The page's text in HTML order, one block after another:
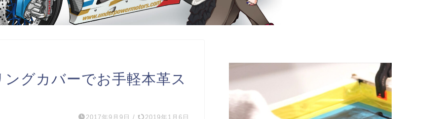
ングカバーでお手軽本革ス
2017年9月9日 / 2019年1月6日